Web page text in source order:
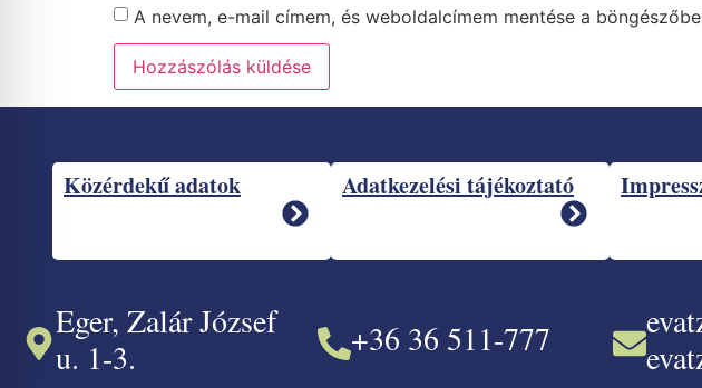
A nevem, e-mail címem, és weboldalcímem mentése a
Közérdekű adatok Adatkezelési tájékoztató
Eger, Zalár József
u. 1-3.
+36 36 511-777